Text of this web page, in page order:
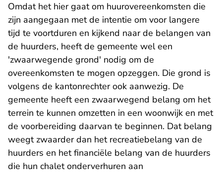
Omdat het hier gaat om huurovereenkomsten die
zijn aangegaan met de intentie om voor langere
tijd te voortduren en kijkend naar de belangen van
de huurders, heeft de gemeente wel een
'zwaarwegende grond' nodig om de
overeenkomsten te mogen opzeggen. Die grond is
volgens de kantonrechter ook aanwezig. De
gemeente heeft een zwaarwegend belang om het
terrein te kunnen omzetten in een woonwijk en met
de voorbereiding daarvan te beginnen. Dat belang
weegt zwaarder dan het recreatiebelang van de
huurders en het financiële belang van de huurders
die hun chalet onderverhuren aan